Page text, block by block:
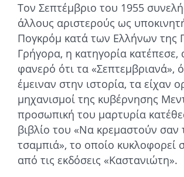
Τον Σεπτέμβριο του 1955
άλλους αριστερούς ως
Πογκρόμ κατά των Ελλήνων της
Γρήγορα, η κατηγορία
φανερό ότι τα «Σεπτεμβριανά»,
έμειναν στην ιστορία, τα είχαν
μηχανισμοί της κυβέρνησης
προσωπική του μαρτυρία
βιβλίο του «Να κρεμαστούν σαν
τσαμπιά», το οποίο κυκλοφορεί
από τις εκδόσεις «Καστανιώτη».